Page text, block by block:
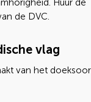
Huur de
de DVC.
vlag
van het